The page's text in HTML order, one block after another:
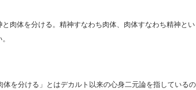
肉体を分ける。精神すなわち肉体、肉体すなわち精神と
を分ける」とはデカルト以来の心身二元論を指している